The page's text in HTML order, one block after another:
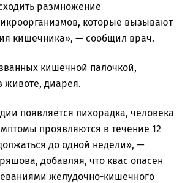
размножение
которые вызывают
кишечника», — сообщил врач.
кишечной палочкой,
животе, диарея.
появляется лихорадка, человека
проявляются в течение 12
до одной недели», —
добавляя, что квас опасен
желудочно-кишечного